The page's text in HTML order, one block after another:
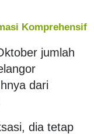
Komprehensif
jumlah
dari
dia tetap